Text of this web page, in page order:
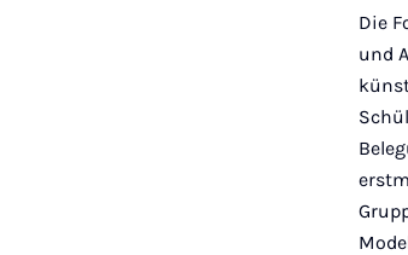
Die
und